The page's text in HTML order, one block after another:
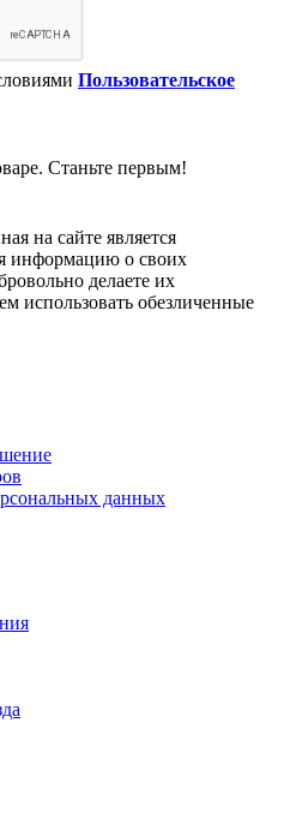
Пользовательское
Станьте первым!
на сайте является
информацию о своих
делаете их
использовать обезличенные
данных